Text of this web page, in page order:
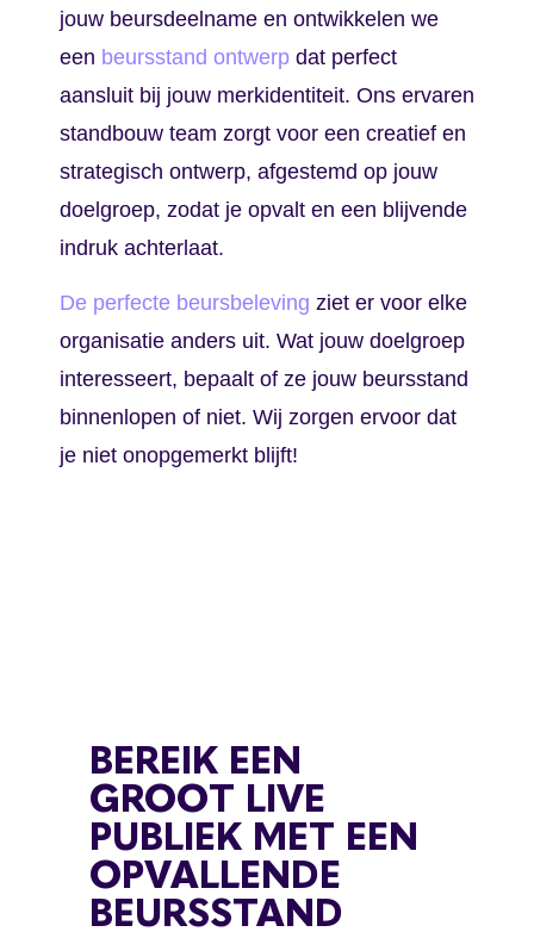
jouw beursdeelname en ontwikkelen we
een beursstand ontwerp dat perfect
aansluit bij jouw merkidentiteit. Ons ervaren
standbouw team zorgt voor een creatief en
strategisch ontwerp, afgestemd op jouw
doelgroep, zodat je opvalt en een blijvende
indruk achterlaat.
De perfecte beursbeleving ziet er voor elke
organisatie anders uit. Wat jouw doelgroep
interesseert, bepaalt of ze jouw beursstand
binnenlopen of niet. Wij zorgen ervoor dat
je niet onopgemerkt blijft!
BEREIK EEN
GROOT LIVE
PUBLIEK MET EEN
OPVALLENDE
BEURSSTAND